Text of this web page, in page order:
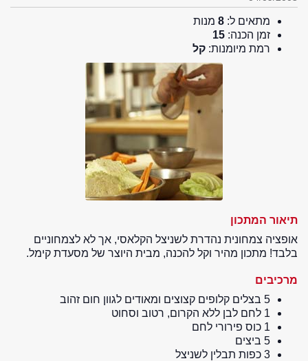
מתאים ל: 8 מנות
זמן הכנה: 15
רמת מיומנות: קל
תיאור המתכון
אופציה צמחונית נהדרת לשניצל הקלאסי, אך לא לצמחוניים
בלבד! מתכון מהיר וקל להכנה, מבית היוצר של מסעדת קימל.
מרכיבים
5 בצלים קלופים קצוצים ומאודים לגוון חום זהוב
1 לחם לבן ללא הקרום, רטוב וסחוט
1 כוס פירורי לחם
5 ביצים
3 כפות תבלין לשניצל